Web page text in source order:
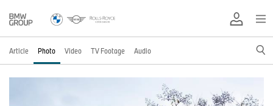
Article Photo Video TV Footage Audio